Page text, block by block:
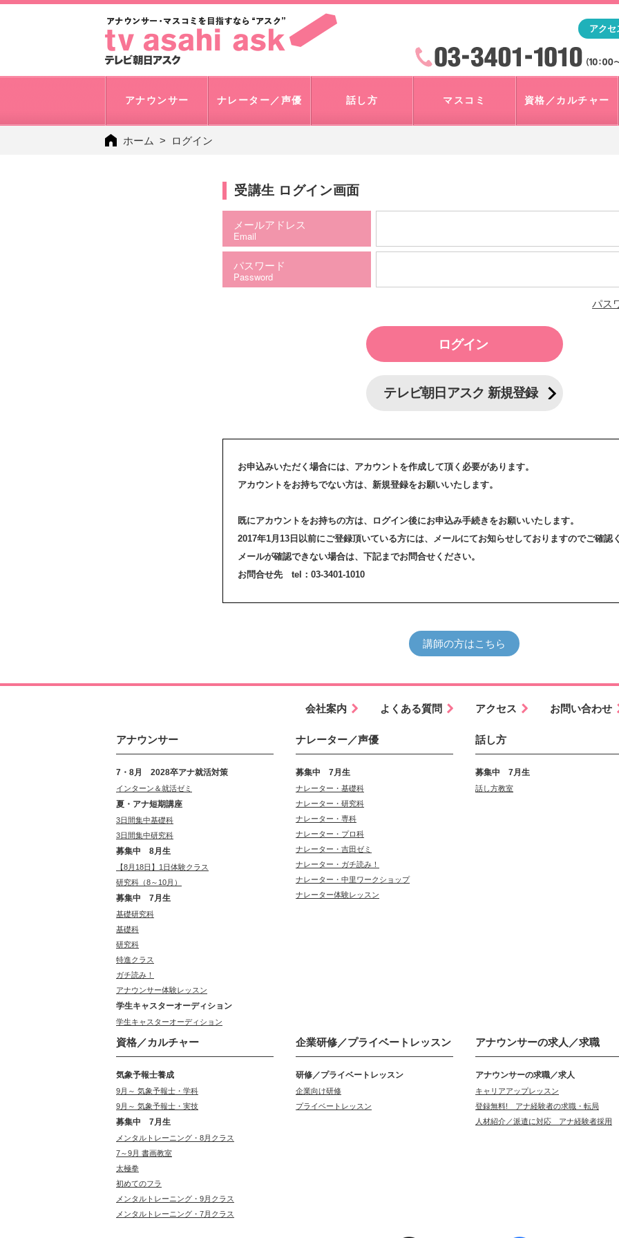
「アナウンサー・マスコミを目指すなら"アスク"」テレビ
アクセ
検索
アナウンサー ナレーター／声優 話し方 マスコミ 資格／カルチャー
ホーム ログイン
受講生 ログイン画面
メールアドレス
Email
パスワード
Password
パス
テレビ朝日アスク 新規登録
お申込みいただく場合には、アカウントを作成して頂く必要があります。
アカウントをお持ちでない方は、新規登録をお願いいたします。
既にアカウントをお持ちの方は、ログイン後にお申込み手続きをお願いいたします。
2017年1月13日以前にご登録頂いている方には、メールにてお知らせしておりますのでご確認
メールが確認できない場合は、下記までお問合せください。
お問合せ先 tel：03-3401-1010
講師の方はこちら
会社案内 よくある質問 アクセス お問い合わせ
アナウンサー
7・8月 2028卒アナ就活対策
インターン＆就活ゼミ
夏・アナ短期講座
3日間集中基礎科
3日間集中研究科
募集中 8月生
【8月18日】1日体験クラス
研究科（8～10月）
募集中 7月生
基礎研究科
基礎科
研究科
特進クラス
ガチ読み！
アナウンサー体験レッスン
学生キャスターオーディション
学生キャスターオーディション
ナレーター／声優
募集中 7月生
ナレーター・基礎科
ナレーター・研究科
ナレーター・専科
ナレーター・プロ科
ナレーター・吉田ゼミ
ナレーター・ガチ読み！
ナレーター・中里ワークショップ
ナレーター体験レッスン
話し方
募集中 7月生
話し方教室
資格／カルチャー
気象予報士養成
9月～ 気象予報士・学科
9月～ 気象予報士・実技
募集中 7月生
メンタルトレーニング・8月クラス
7～9月 書画教室
太極拳
初めてのフラ
メンタルトレーニング・9月クラス
メンタルトレーニング・7月クラス
企業研修／プライベートレッスン
研修／プライベートレッスン
企業向け研修
プライベートレッスン
アナウンサーの求人／求職
アナウンサーの求職／求人
キャリアアップレッスン
登録無料! アナ経験者の求職・転局
人材紹介／派遣に対応 アナ経験者採用